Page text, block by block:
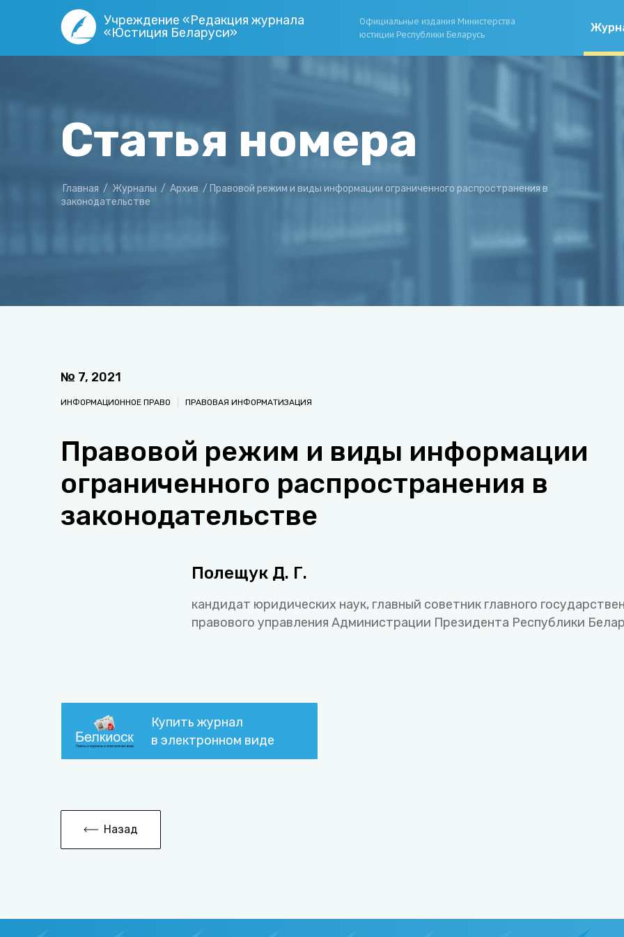
Учреждение «Редакция журнала
«Юстиция Беларуси»
Официальные издания Министерства
юстиции Республики Беларусь
Статья номера
Главная / Журналы / Архив / Правовой режим и виды информации ограниченного распространения в
законодательстве
№ 7, 2021
ИНФОРМАЦИОННОЕ ПРАВО ПРАВОВАЯ ИНФОРМАТИЗАЦИЯ
Правовой режим и виды информации
ограниченного распространения в
законодательстве
Полещук Д. Г.
кандидат юридических наук, главный советник главного
правового управления Администрации Президента Республики
Купить журнал
в электронном виде
Назад